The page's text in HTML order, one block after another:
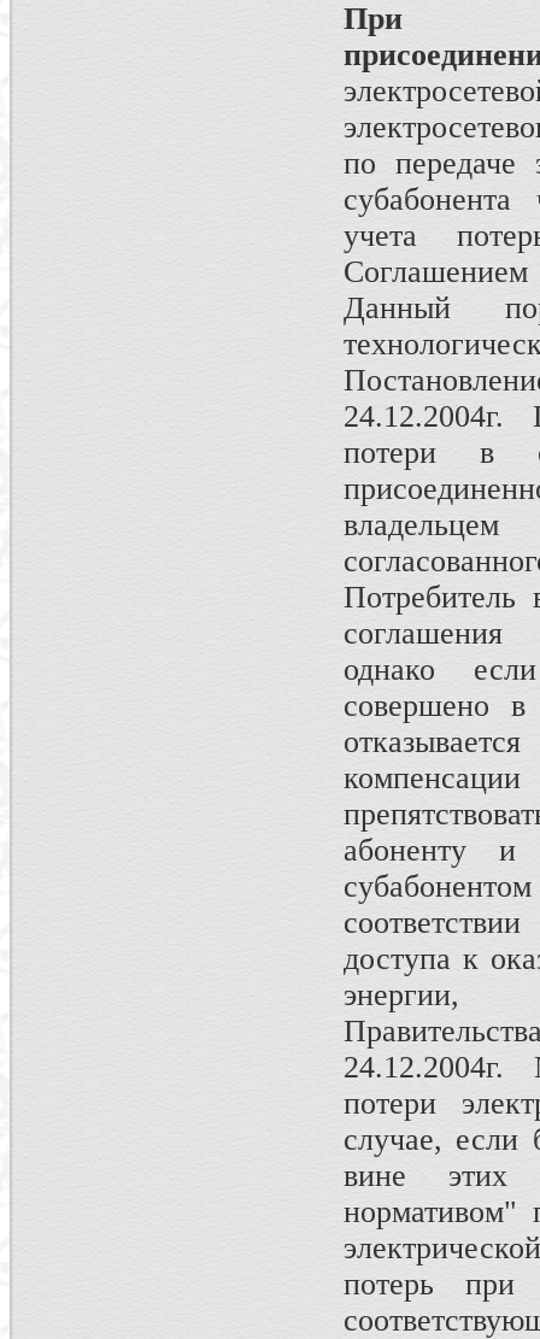
При
по передаче
субабонента
учета
Данный
потери в
Потребитель
соглашения
однако
совершено
абоненту и
доступа к
энергии,
24.12.2004г.
потери
случае, если
вине этих
нормативом"
потерь при